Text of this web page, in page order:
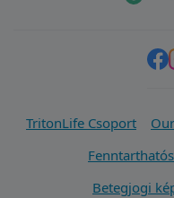
TritonLife Csoport
Betegjogi